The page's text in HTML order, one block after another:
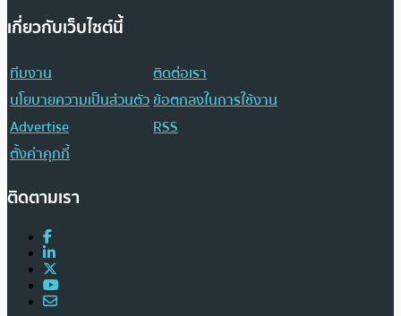
เกี่ยวกับเว็บไซต์นี้
ทีมงาน
ติดต่อเรา
นโยบายความเป็นส่วนตัวข้อตกลงในการใช้งาน
Advertise
RSS
ตั้งค่าคุกกี้
ติดตามเรา